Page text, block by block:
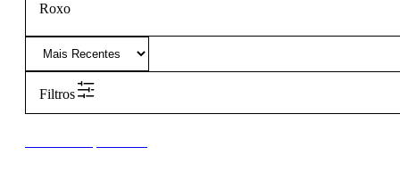
Roxo
Filtros